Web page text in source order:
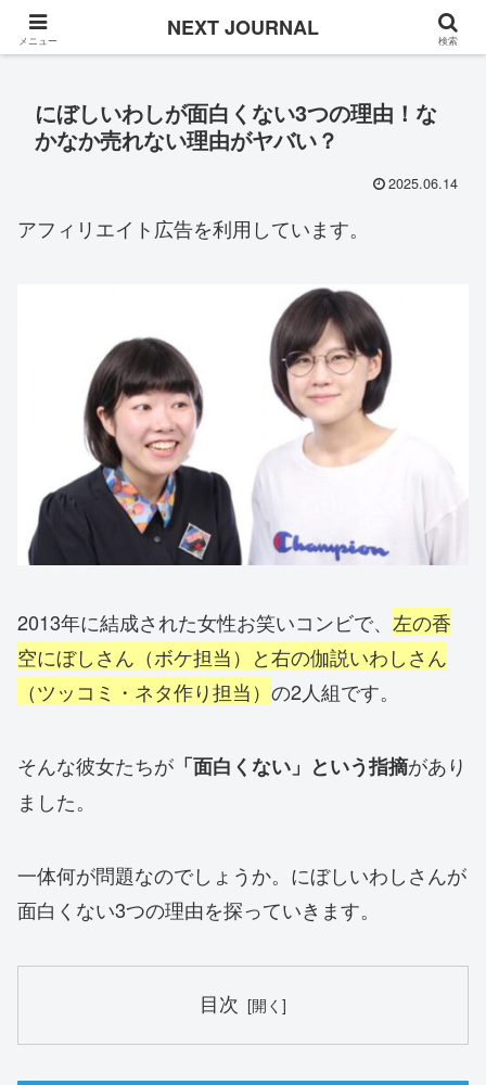
Once in a while
にぼしいわしが面白くない3つの理由！な
かなか売れない理由がヤバい？
2025.06.14
アフィリエイト広告を利用しています。
2013年に結成された女性お笑いコンビで、 左の香
空にぼしさん（ボケ担当）と右の伽説いわしさん
（ツッコミ・ネタ作り担当） の2人組です。
そんな彼女たちが 「面白くない」という指摘があり
ました。
一体何が問題なのでしょうか。にぼしいわしさんが
面白くない3つの理由を探っていきます。
目次
メニュー NEXT JOURNAL 検索